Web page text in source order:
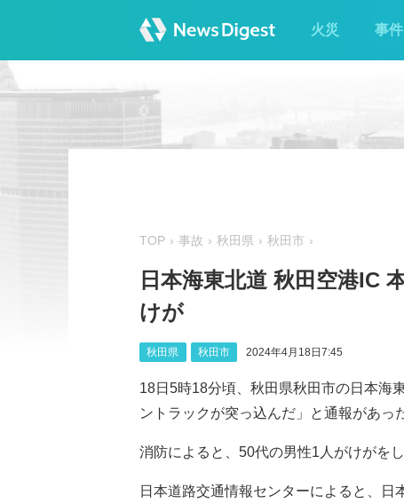
火災 事件
TOP 事故 秋田県 秋田市
日本海東北道 秋田空港IC
けが
秋田県 秋田市 2024年4月18日7:45
18日5時18分頃、秋田県秋田市の日本海
ントラックが突っ込んだ」と通報があっ
消防によると、50代の男性1人がけがを
日本道路交通情報センターによると、